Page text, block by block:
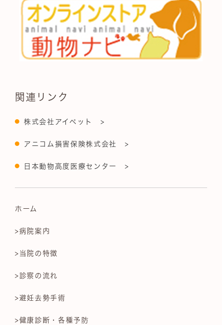
関連リンク
株式会社アイペット >
アニコム損害保険株式会社 >
日本動物高度医療センター >
ホーム
>病院案内
>当院の特徴
>診察の流れ
>避妊去勢手術
>健康診断・各種予防